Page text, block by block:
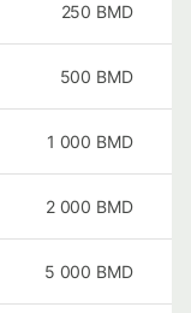
250 BMD
500 BMD
1 000 BMD
2 000 BMD
5 000 BMD